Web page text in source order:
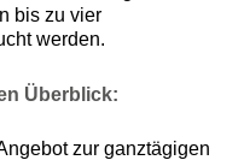
bis zu vier
werden.
Überblick:
zur ganztägigen